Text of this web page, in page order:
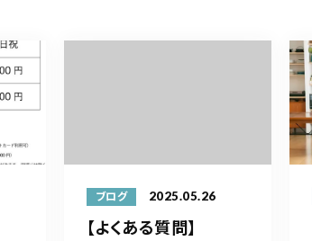
ブログ 2025.05.26
【よくある質問】